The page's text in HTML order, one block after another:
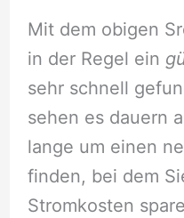
Mit dem obigen
in der Regel ein
sehr schnell
sehen es dauern
lange um einen
finden, bei dem
Stromkosten